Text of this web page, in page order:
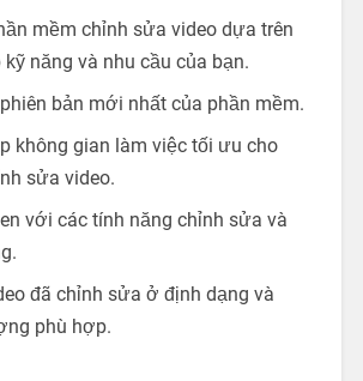
mềm chỉnh sửa video dựa trên
năng và nhu cầu của bạn.
bản mới nhất của phần mềm.
không gian làm việc tối ưu cho
sửa video.
với các tính năng chỉnh sửa và
đã chỉnh sửa ở định dạng và
phù hợp.